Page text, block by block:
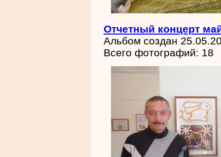
Отчетный концерт
Альбом создан
Всего фотографий: 18